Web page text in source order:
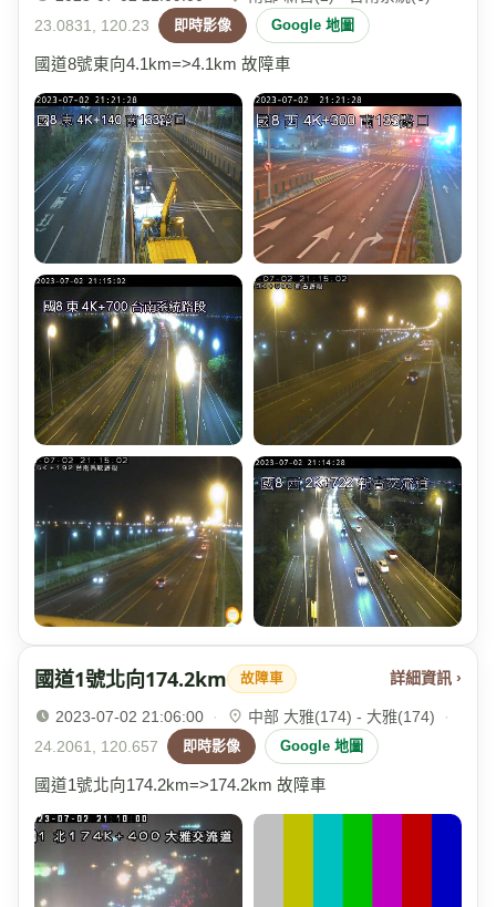
23.0831, 120.23
即時影像 Google 地圖
國道8號東向4.1km=>4.1km 故障車
國道1號北向174.2km 故障車 詳細資訊 ›
2023-07-02 21:06:00 · 中部 大雅(174) - 大雅(174)
·
24.2061, 120.657
即時影像 Google 地圖
國道1號北向174.2km=>174.2km 故障車